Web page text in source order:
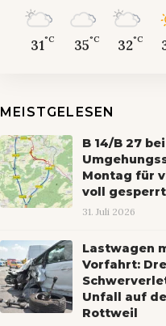
31°C 35°C 32°C
MEISTGELESEN
B 14/B 27
Montag für
voll gesperrt
31. Juli 2026
Lastwagen
Vorfahrt:
Unfall auf
Rottweil